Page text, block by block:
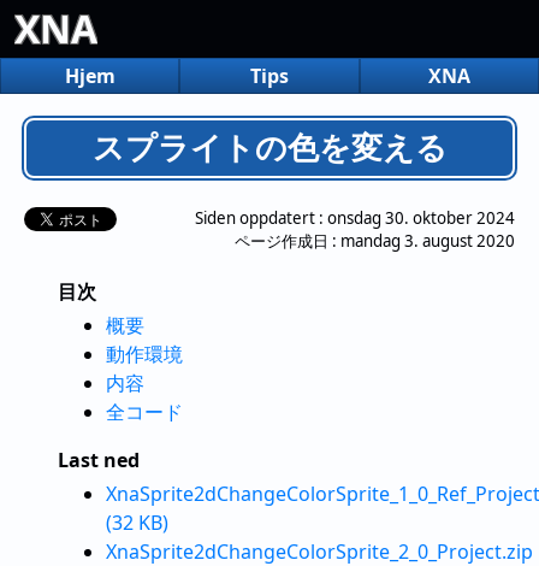
XNA
Hjem Tips XNA
スプライトの色を変える
Siden oppdatert : onsdag 30. oktober 2024
ページ作成日 : mandag 3. august 2020
目次
概要
動作環境
内容
全コード
Last ned
(32 KB)
XnaSprite2dChangeColorSprite_2_0_Project.zip